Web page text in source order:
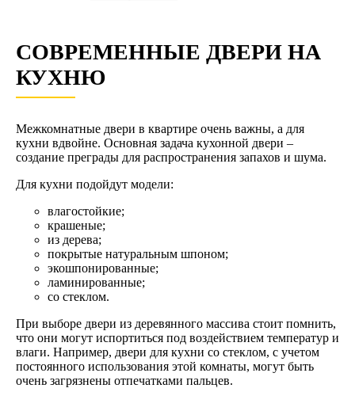
СОВРЕМЕННЫЕ ДВЕРИ НА
КУХНЮ
Межкомнатные двери в квартире очень важны, а для
кухни вдвойне. Основная задача кухонной двери –
создание преграды для распространения запахов и шума.
Для кухни подойдут модели:
влагостойкие;
крашеные;
из дерева;
покрытые натуральным шпоном;
экошпонированные;
ламинированные;
со стеклом.
При выборе двери из деревянного массива стоит помнить,
что они могут испортиться под воздействием температур и
влаги. Например, двери для кухни со стеклом, с учетом
постоянного использования этой комнаты, могут быть
очень загрязнены отпечатками пальцев.